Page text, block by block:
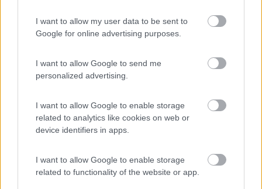
I want to allow my user data to be sent to
Google for online advertising purposes.
I want to allow Google to send me
personalized advertising.
I want to allow Google to enable storage
related to analytics like cookies on web or
device identifiers in apps.
I want to allow Google to enable storage
related to functionality of the website or app.
Inserito il31/03/2017 alle:14:27:38
Il motore ha 160.000km
hifimania
13
Che olio mi consigliate ora avevano messo un 10w40
Robir
Inserito il31/03/2017 alle:16:25:44